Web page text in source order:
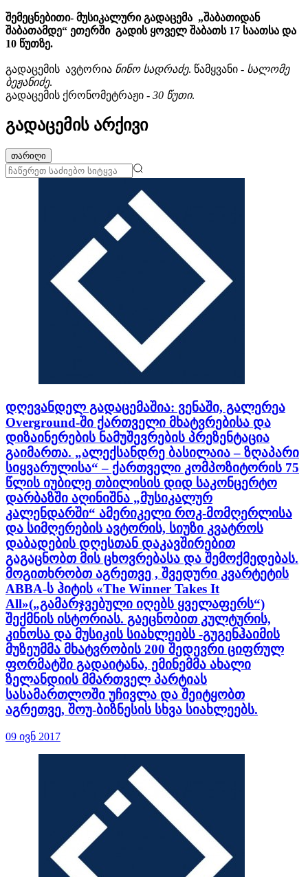
შემეცნებითი- მუსიკალური გადაცემა „შაბათიდან
შაბათამდე“ ეთერში გადის ყოველ შაბათს 17 საათსა და
10 წუთზე.
გადაცემის ავტორია ნინო სადრაძე. წამყვანი - სალომე
ბეჟანიძე.
გადაცემის ქრონომეტრაჟი - 30 წუთი.
გადაცემის არქივი
თარიღი
დღევანდელ გადაცემაშია: ვენაში, გალერეა
Overground-ში ქართველი მხატვრებისა და
დიზაინერების ნამუშევრების პრეზენტაცია
გაიმართა. „ალექსანდრე ბასილაია – ზღაპარი
სიყვარულისა“ – ქართველი კომპოზიტორის 75
წლის იუბილე თბილისის დიდ საკონცერტო
დარბაზში აღინიშნა „მუსიკალურ
კალენდარში“ ამერიკელი როკ-მომღერლისა
და სიმღერების ავტორის, სიუზი კვატროს
დაბადების დღესთან დაკავშირებით
გაგაცნობთ მის ცხოვრებასა და შემოქმედებას.
მოგითხრობთ აგრეთვე , შვედური კვარტეტის
ABBA-ს ჰიტის «The Winner Takes It
All»(„გამარჯვებული იღებს ყველაფერს“)
შექმნის ისტორიას. გაეცნობით კულტურის,
კინოსა და მუსიკის სიახლეებს -გუგენჰაიმის
მუზეუმმა მხატვრობის 200 შედევრი ციფრულ
ფორმატში გადაიტანა, ემინემმა ახალი
ზელანდიის მმართველ პარტიას
სასამართლოში უჩივლა და შეიტყობთ
აგრეთვე, შოუ-ბიზნესის სხვა სიახლეებს.
09 ივნ 2017